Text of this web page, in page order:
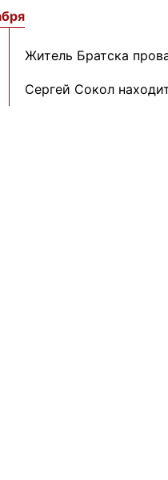
Житель Братска
Сергей Сокол